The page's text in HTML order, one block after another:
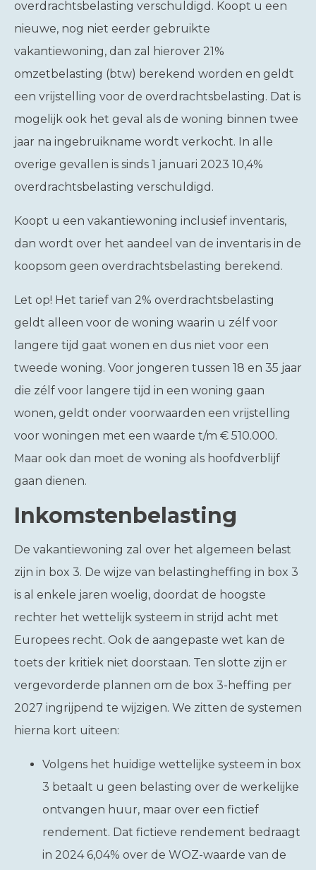
overdrachtsbelasting verschuldigd. Koopt u een
nieuwe, nog niet eerder gebruikte
vakantiewoning, dan zal hierover 21%
omzetbelasting (btw) berekend worden en geldt
een vrijstelling voor de overdrachtsbelasting. Dat is
mogelijk ook het geval als de woning binnen twee
jaar na ingebruikname wordt verkocht. In alle
overige gevallen is sinds 1 januari 2023 10,4%
overdrachtsbelasting verschuldigd.
Koopt u een vakantiewoning inclusief inventaris,
dan wordt over het aandeel van de inventaris in de
koopsom geen overdrachtsbelasting berekend.
Let op! Het tarief van 2% overdrachtsbelasting
geldt alleen voor de woning waarin u zélf voor
langere tijd gaat wonen en dus niet voor een
tweede woning. Voor jongeren tussen 18 en 35 jaar
die zélf voor langere tijd in een woning gaan
wonen, geldt onder voorwaarden een vrijstelling
voor woningen met een waarde t/m € 510.000.
Maar ook dan moet de woning als hoofdverblijf
gaan dienen.
Inkomstenbelasting
De vakantiewoning zal over het algemeen belast
zijn in box 3. De wijze van belastingheffing in box 3
is al enkele jaren woelig, doordat de hoogste
rechter het wettelijk systeem in strijd acht met
Europees recht. Ook de aangepaste wet kan de
toets der kritiek niet doorstaan. Ten slotte zijn er
vergevorderde plannen om de box 3-heffing per
2027 ingrijpend te wijzigen. We zitten de systemen
hierna kort uiteen:
Volgens het huidige wettelijke systeem in box
3 betaalt u geen belasting over de werkelijke
ontvangen huur, maar over een fictief
rendement. Dat fictieve rendement bedraagt
in 2024 6,04% over de WOZ-waarde van de